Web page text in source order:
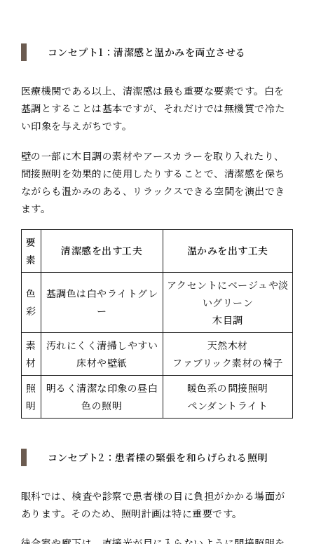
コンセプト1：清潔感と温かみを両立させる
医療機関である以上、清潔感は最も重要な要素です。白を
基調とすることは基本ですが、それだけでは無機質で冷た
い印象を与えがちです。
壁の一部に木目調の素材やアースカラーを取り入れたり、
間接照明を効果的に使用したりすることで、清潔感を保ち
ながらも温かみのある、リラックスできる空間を演出でき
ます。
要
素
清潔感を出す工夫 温かみを出す工夫
色
彩
基調色は白やライトグレ
ー
アクセントにベージュや淡
いグリーン
木目調
素
材
汚れにくく清掃しやすい
床材や壁紙
天然木材
ファブリック素材の椅子
照
明
明るく清潔な印象の昼白
色の照明
暖色系の間接照明
ペンダントライト
コンセプト2：患者様の緊張を和らげられる照明
眼科では、検査や診察で患者様の目に負担がかかる場面が
あります。そのため、照明計画は特に重要です。